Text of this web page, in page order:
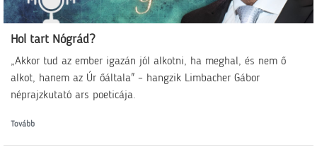
Hol tart Nógrád?
„Akkor tud az ember igazán jól alkotni, ha meghal, és nem ő
alkot, hanem az Úr őáltala" – hangzik Limbacher Gábor
néprajzkutató ars poeticája.
Tovább